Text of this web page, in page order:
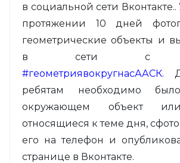
в социальной сети
протяжении 10 дней
геометрические объекты и
в сети с
#геометриявокругнасААСК.
ребятам необходимо
окружающем объект
относящиеся к теме дня,
его на телефон и
странице в Вконтакте.